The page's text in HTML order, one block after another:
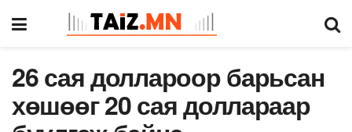
26 сая доллароор барьсан
хөшөөг 20 сая доллараар